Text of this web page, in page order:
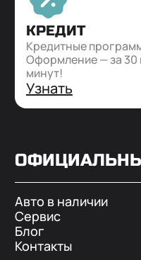
КРЕДИТ
Кредитные
Оформление — за 30
минут!
Узнать
Авто в наличии
Сервис
Блог
Контакты